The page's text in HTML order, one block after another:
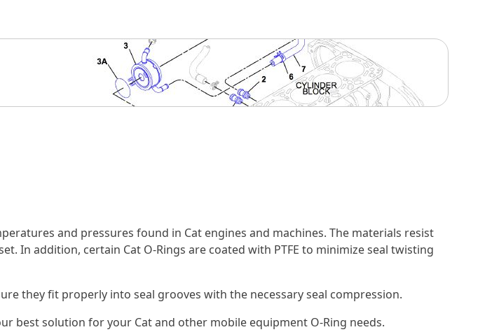
and pressures found in Cat engines and machines. The materials resist
In addition, certain Cat O-Rings are coated with PTFE to minimize seal twisting
they fit properly into seal grooves with the necessary seal compression.
best solution for your Cat and other mobile equipment O-Ring needs.